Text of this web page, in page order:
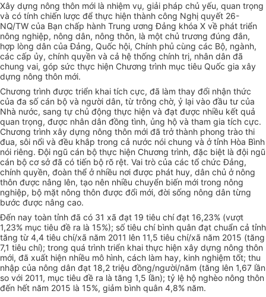
Xây dựng nông thôn mới là nhiệm vụ, giải pháp chủ yếu, quan trọng
và có tính chiến lược để thực hiện thành công Nghị quyết 26-
NQ/TW của Bạn chấp hành Trung ươngĐảng khóa X về phát triển
nông nghiệp, nông dân, nông thôn, là một chủ trương đúng đắn,
hợp lòng dân của Đảng, Quốc hội, Chính phủ cùng các Bộ, ngành,
các cấp ủy, chính quyền và cả hệ thống chính trị, nhân dân đã
chung vai, góp sức thực hiện Chương trình mục tiêu Quốc gia xây
dựng nông thôn mới.
Chương trình được triển khai tích cực, đã làm thay đổi nhận thức
của đa số cán bộ và người dân, từ trông chờ, ỷ lại vào đầu tư của
Nhà nước, sang tự chủ động thực hiện và đạt được nhiều kết quả
quan trọng, được nhân dân đồng tình, ủng hộ và tham gia tích cực.
Chương trình xây dựng nông thôn mới đã trở thành phong trào thi
đua, sôi nổi và đều khắp trong cả nước nói chung và ở tỉnh Hòa Bình
nói riêng. Đội ngũ cán bộ thực hiện Chương trình, đặc biệt là đội ngũ
cán bộ cơ sở đã có tiến bộ rõ rệt. Vai trò của các tổ chức Đảng,
chính quyền, đoàn thể ở nhiều nơi được phát huy, dân chủ ở nông
thôn được nâng lên, tạo nên nhiều chuyển biến mới trong nông
nghiệp, bộ mặt nông thôn được đổi mới, đời sống nông dân từng
bước được nâng cao.
Đến nay toàn tỉnh đã có 31 xã đạt 19 tiêu chí đạt 16,23% (vượt
1,23% mục tiêu đề ra là 15%); số tiêu chí bình quân đạt chuẩn cả tỉnh
tăng từ 4,4 tiêu chí/xã năm 2011 lên 11,5 tiêu chí/xã năm 2015 (tăng
7,1 tiêu chí); trong quá trình triển khai thực hiện xây dựng nông thôn
mới, đã xuất hiện nhiều mô hình, cách làm hay, kinh nghiệm tốt; thu
nhập của nông dân đạt 18,2 triệu đồng/người/năm (tăng lên 1,67 lần
so với 2011, mục tiêu đề ra là tăng 1,5 lần); tỷ lệ hộ nghèo nông thôn
đến hết năm 2015 là 15%, giảm bình quân 4,8% năm.